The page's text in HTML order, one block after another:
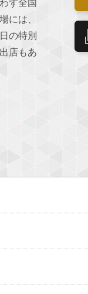
は、
の特別
店もあ